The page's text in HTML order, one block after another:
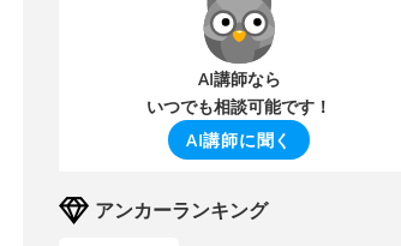
AI講師なら
いつでも相談可能です！
AI講師に聞く
アンカーランキング